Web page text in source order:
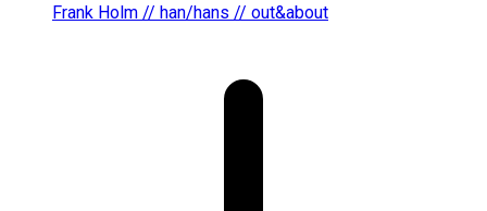
Frank Holm // han/hans // out&about